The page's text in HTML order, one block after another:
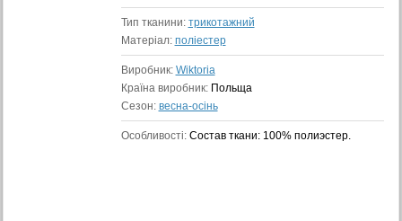
Тип тканини: трикотажний
Матеріал: поліестер
Виробник: Wiktoria
Країна виробник: Польща
Сезон: весна-осінь
Особливості: Состав ткани: 100% полиэстер.